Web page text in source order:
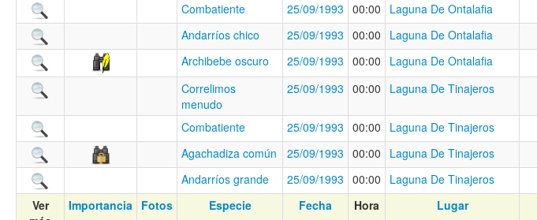
Combatiente 25/09/1993 00:00 Laguna De Ontalafia
Andarríos chico
25/09/1993 00:00 Laguna De Ontalafia
Archibebe oscuro
25/09/1993 00:00 Laguna De Ontalafia
Correlimos
menudo
25/09/1993 00:00 Laguna De Tinajeros
Combatiente 25/09/1993 00:00 Laguna De Tinajeros
Agachadiza común
25/09/1993 00:00 Laguna De Tinajeros
Andarríos grande
25/09/1993 00:00 Laguna De Tinajeros
Ver
Importancia Fotos Especie Fecha Hora Lugar